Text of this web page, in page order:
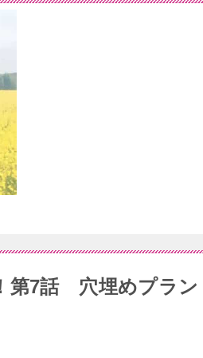
第7話 穴埋めプラン